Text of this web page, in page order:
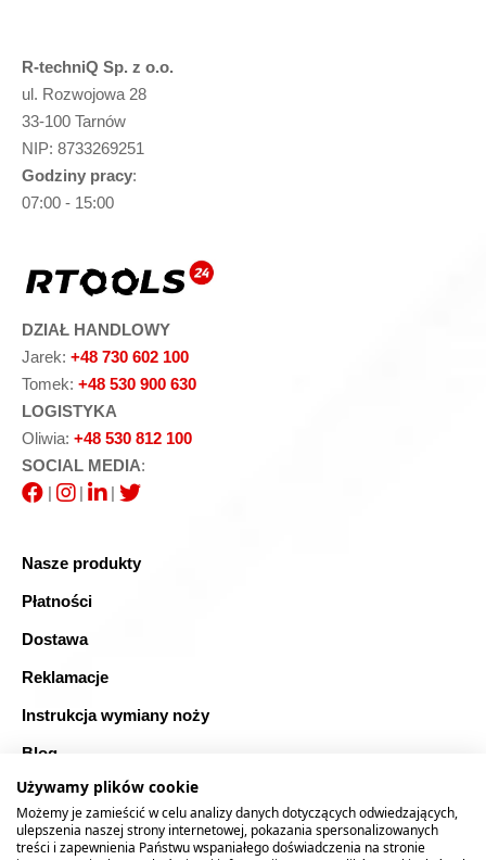
R-techniQ Sp. z o.o.
ul. Rozwojowa 28
33-100 Tarnów
NIP: 8733269251
Godziny pracy:
07:00 - 15:00
DZIAŁ HANDLOWY
Jarek: +48 730 602 100
Tomek: +48 530 900 630
LOGISTYKA
Oliwia: +48 530 812 100
SOCIAL MEDIA:
|
| |
Nasze produkty
Płatności
Dostawa
Reklamacje
Instrukcja wymiany noży
Blog
FAQ
Bezpieczne zakupy
Używamy plików cookie
Możemy je zamieścić w celu analizy danych dotyczących odwiedzających,
ulepszenia naszej strony internetowej, pokazania spersonalizowanych
treści i zapewnienia Państwu wspaniałego doświadczenia na stronie